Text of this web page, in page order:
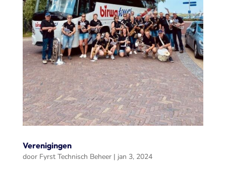
Verenigingen
door Fyrst Technisch Beheer| jan 3, 2024